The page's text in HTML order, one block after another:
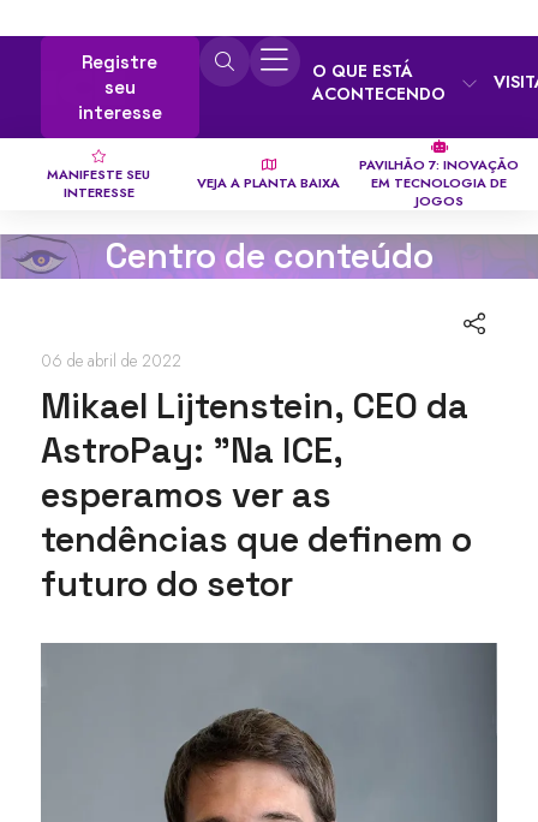
Registre
seu
interesse
O QUE ESTÁ
ACONTECENDO
MANIFESTE SEU
INTERESSE
VEJA A PLANTA BAIXA
PAVILHÃO 7: INOVAÇÃO
EM TECNOLOGIA DE
JOGOS
Centro de conteúdo
06 de abril de 2022
Mikael Lijtenstein, CEO da
AstroPay: "Na ICE,
esperamos ver as
tendências que definem o
futuro do setor